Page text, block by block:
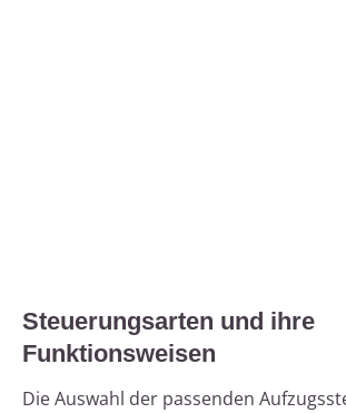
Steuerungsarten und ihre
Funktionsweisen
Die Auswahl der passenden